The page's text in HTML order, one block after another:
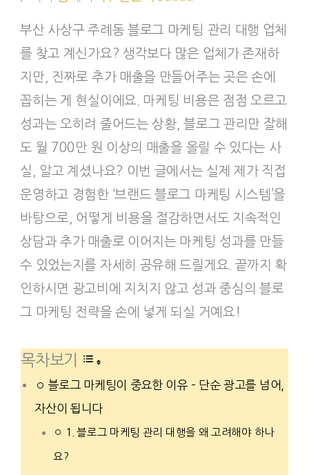
부산 사상구 주례동 블로그 마케팅 관리 대행 업체
를 찾고 계신가요? 생각보다 많은 업체가 존재하
지만, 진짜로 추가 매출을 만들어주는 곳은 손에
꼽히는 게 현실이에요. 마케팅 비용은 점점 오르고
성과는 오히려 줄어드는 상황, 블로그 관리만 잘해
도 월 700만 원 이상의 매출을 올릴 수 있다는 사
실, 알고 계셨나요? 이번 글에서는 실제 제가 직접
운영하고 경험한 ‘브랜드 블로그 마케팅 시스템’을
바탕으로, 어떻게 비용을 절감하면서도 지속적인
상담과 추가 매출로 이어지는 마케팅 성과를 만들
수 있었는지를 자세히 공유해 드릴게요. 끝까지 확
인하시면 광고비에 지치지 않고 성과 중심의 블로
그 마케팅 전략을 손에 넣게 되실 거예요!
목차보기
블로그 마케팅이 중요한 이유 – 단순 광고를 넘어,
자산이 됩니다
1. 블로그 마케팅 관리 대행을 왜 고려해야 하나
요?